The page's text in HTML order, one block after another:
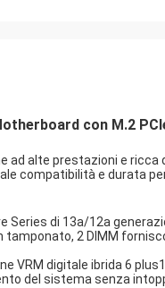
con M.2
ad alte prestazioni e
compatibilità e durata
Series di 13a/12a
tamponato, 2 DIMM
VRM digitale ibrida 6
del sistema senza